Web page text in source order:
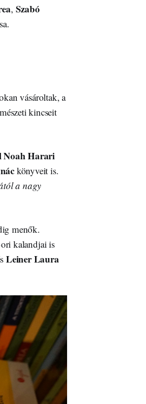
, Szabó
vásároltak, a
kincseit
Noah Harari
könyveit is.
a nagy
menők.
kalandjai is
Leiner Laura